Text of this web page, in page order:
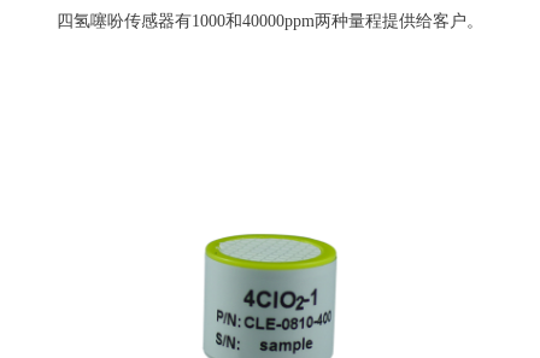
四氢噻吩传感器有1000和40000ppm两种量程提供给客户。